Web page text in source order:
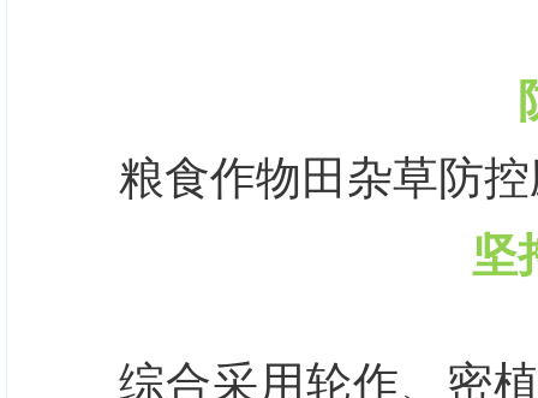
粮食作物田杂草防
坚
综合采用轮作、密